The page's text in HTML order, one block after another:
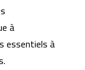
à
essentiels à